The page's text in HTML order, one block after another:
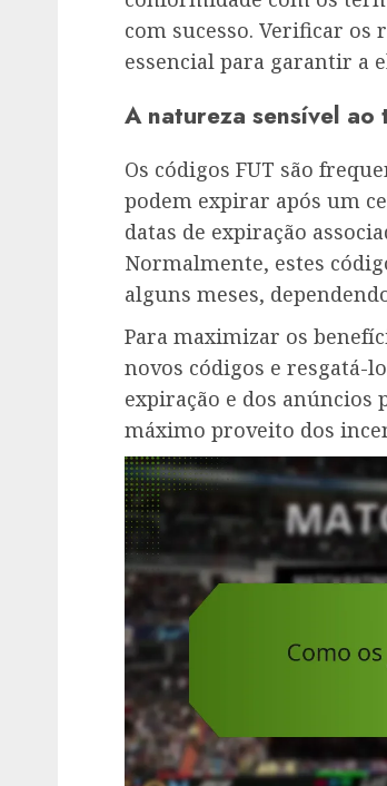
com sucesso. Verificar os
essencial para garantir a
A natureza sensível ao
Os códigos FUT são
podem expirar após um
datas de expiração
Normalmente, estes
alguns meses,
Para maximizar os
novos códigos e resgatá-
expiração e dos
máximo proveito dos